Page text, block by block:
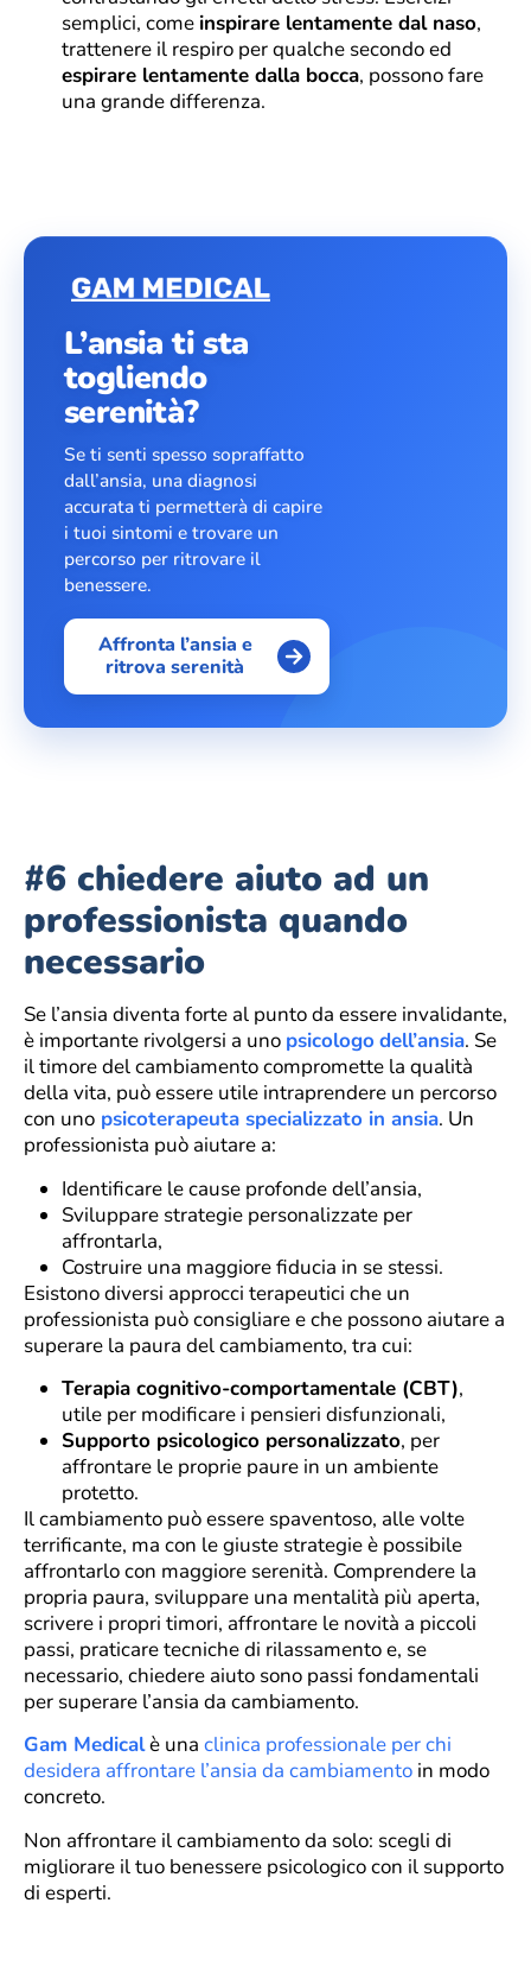
semplici, come inspirare lentamente dal naso,
trattenere il respiro per qualche secondo ed
espirare lentamente dalla bocca, possono fare
una grande differenza.
L’ansia ti sta
togliendo
serenità?
Se ti senti spesso sopraffatto
dall’ansia, una diagnosi
accurata ti permetterà di capire
i tuoi sintomi e trovare un
percorso per ritrovare il
benessere.
Affronta l’ansia e
ritrova serenità
#6 chiedere aiuto ad un
professionista quando
necessario
Se l’ansia diventa forte al punto da essere invalidante,
è importante rivolgersi a uno psicologo dell’ansia. Se
il timore del cambiamento compromette la qualità
della vita, può essere utile intraprendere un percorso
con uno psicoterapeuta specializzato in ansia. Un
professionista può aiutare a:
Identificare le cause profonde dell’ansia,
Sviluppare strategie personalizzate per
affrontarla,
Costruire una maggiore fiducia in se stessi.
Esistono diversi approcci terapeutici che un
professionista può consigliare e che possono aiutare a
superare la paura del cambiamento, tra cui:
Terapia cognitivo-comportamentale (CBT),
utile per modificare i pensieri disfunzionali,
Supporto psicologico personalizzato, per
affrontare le proprie paure in un ambiente
protetto.
Il cambiamento può essere spaventoso, alle volte
terrificante, ma con le giuste strategie è possibile
affrontarlo con maggiore serenità. Comprendere la
propria paura, sviluppare una mentalità più aperta,
scrivere i propri timori, affrontare le novità a piccoli
passi, praticare tecniche di rilassamento e, se
necessario, chiedere aiuto sono passi fondamentali
per superare l’ansia da cambiamento.
Gam Medicalè una clinica professionale per chi
desidera affrontare l’ansia da cambiamento in modo
concreto.
Non affrontare il cambiamento da solo: scegli di
migliorare il tuo benessere psicologico con il supporto
di esperti.